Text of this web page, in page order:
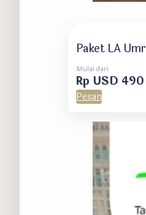
Paket LA
Mulai dari
Rp USD
Pesan